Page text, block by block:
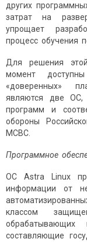
других
затрат на
упрощает
процесс обучения
Для решения
момент
«доверенных»
являются две ОС,
программ и
обороны
МСВС.
Программное
ОС Astra Linux
информации от
классом
обрабатывающих
составляющие